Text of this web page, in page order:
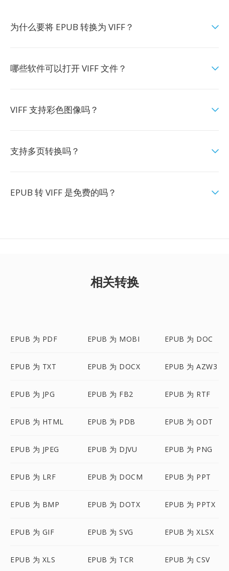
为什么要将 EPUB 转换为 VIFF？
哪些软件可以打开 VIFF 文件？
VIFF 支持彩色图像吗？
支持多页转换吗？
EPUB 转 VIFF 是免费的吗？
相关转换
EPUB 为 PDF EPUB 为 MOBI EPUB 为 DOC
EPUB 为 TXT EPUB 为 DOCX EPUB 为 AZW3
EPUB 为 JPG EPUB 为 FB2 EPUB 为 RTF
EPUB 为 HTML EPUB 为 PDB EPUB 为 ODT
EPUB 为 JPEG EPUB 为 DJVU EPUB 为 PNG
EPUB 为 LRF EPUB 为 DOCM EPUB 为 PPT
EPUB 为 BMP EPUB 为 DOTX EPUB 为 PPTX
EPUB 为 GIF EPUB 为 SVG EPUB 为 XLSX
EPUB 为 XLS EPUB 为 TCR EPUB 为 CSV